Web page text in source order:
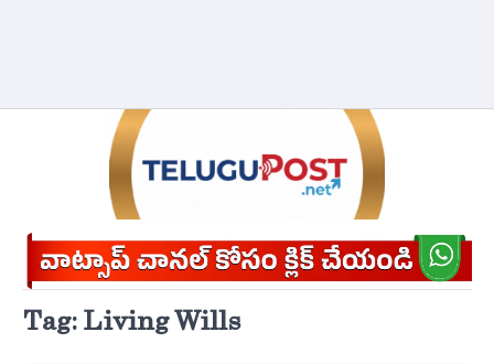
Tag:Living Wills